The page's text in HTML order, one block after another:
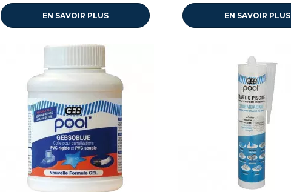
EN SAVOIR PLUS EN SAVOIR PLUS